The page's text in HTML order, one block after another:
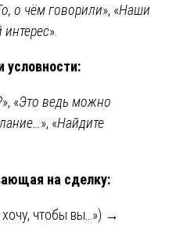
о чём говорили», «Наши
интерес».
», «Это ведь можно
», «Найдите
на сделку:
хочу, чтобы вы…») →